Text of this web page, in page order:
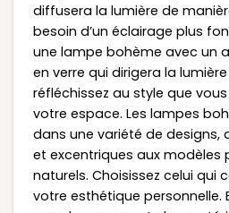
diffusera la lumière de
besoin d’un éclairage plus
une lampe bohème avec un
en verre qui dirigera la
réfléchissez au style que
votre espace. Les lampes
dans une variété de designs,
et excentriques aux modèles
naturels. Choisissez celui qui
votre esthétique personnelle.